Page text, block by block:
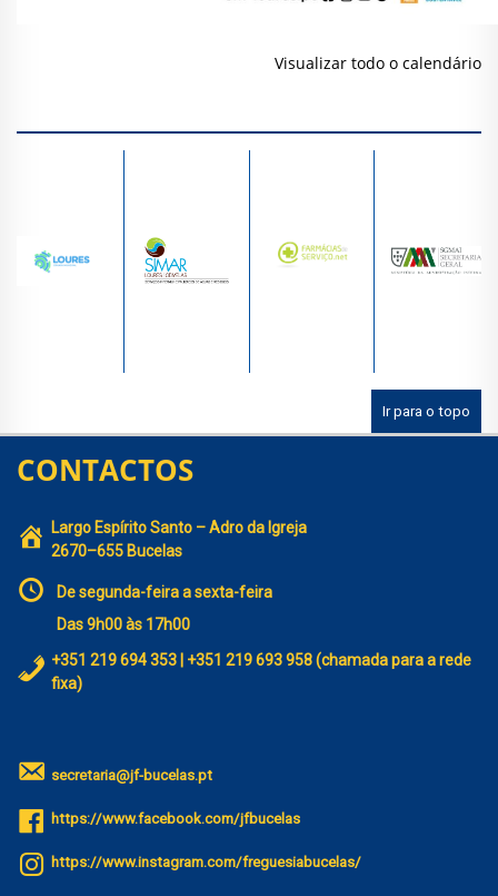
Visualizar todo o calendário
Ir para o topo
CONTACTOS
Largo Espírito Santo – Adro da Igreja
2670–655 Bucelas
De segunda-feira a sexta-feira
Das 9h00 às 17h00
+351 219 694 353 | +351 219 693 958 (chamada para a rede
fixa)
secretaria@jf-bucelas.pt
https://www.facebook.com/jfbucelas
https://www.instagram.com/freguesiabucelas/